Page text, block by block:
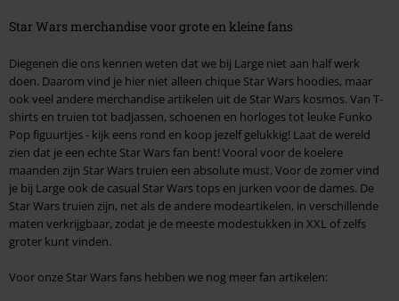
Star Wars merchandise voor grote en kleine fans
Diegenen die ons kennen weten dat we bij Large niet aan half werk
doen. Daarom vind je hier niet alleen chique Star Wars hoodies, maar
ook veel andere merchandise artikelen uit de Star Wars kosmos. Van T-
shirts en truien tot badjassen, schoenen en horloges tot leuke Funko
Pop figuurtjes - kijk eens rond en koop jezelf gelukkig! Laat de wereld
zien dat je een echte Star Wars fan bent! Vooral voor de koelere
maanden zijn Star Wars truien een absolute must. Voor de zomer vind
je bij Large ook de casual Star Wars tops en jurken voor de dames. De
Star Wars truien zijn, net als de andere modeartikelen, in verschillende
maten verkrijgbaar, zodat je de meeste modestukken in XXL of zelfs
groter kunt vinden.
Voor onze Star Wars fans hebben we nog meer fan artikelen: